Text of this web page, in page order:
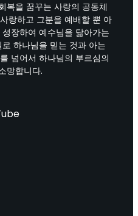
복을 꿈꾸는 사랑의 공동체
랑하고 그분을 예배할 뿐 아
장하여 예수님을 닮아가는
하나님을 믿는 것과 아는
넘어서 하나님의 부르심의
망합니다.